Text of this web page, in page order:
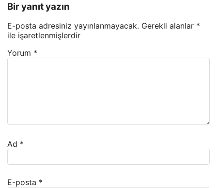
Bir yanıt yazın
E-posta adresiniz yayınlanmayacak. Gerekli alanlar *
ile işaretlenmişlerdir
Yorum *
Ad *
E-posta *